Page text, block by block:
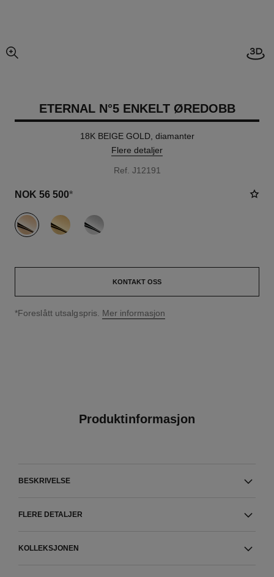
forstørret visning av bildet
ETERNAL N°5 ENKELT ØREDOBB
18K BEIGE GOLD, diamanter
Flere detaljer
Ref. J12191
NOK 56 500*
variant (3)
KONTAKT OSS
↩
*Foreslått utsalgspris. Mer informasjon
Produktinformasjon
BESKRIVELSE
FLERE DETALJER
KOLLEKSJONEN